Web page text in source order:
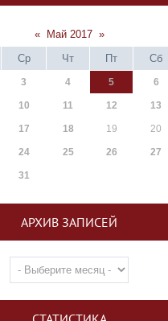
« Май 2017 »
Ср Чт Пт Сб
3 4 5 6
10 11 12 13
17 18 19 20
24 25 26 27
31
АРХИВ ЗАПИСЕЙ